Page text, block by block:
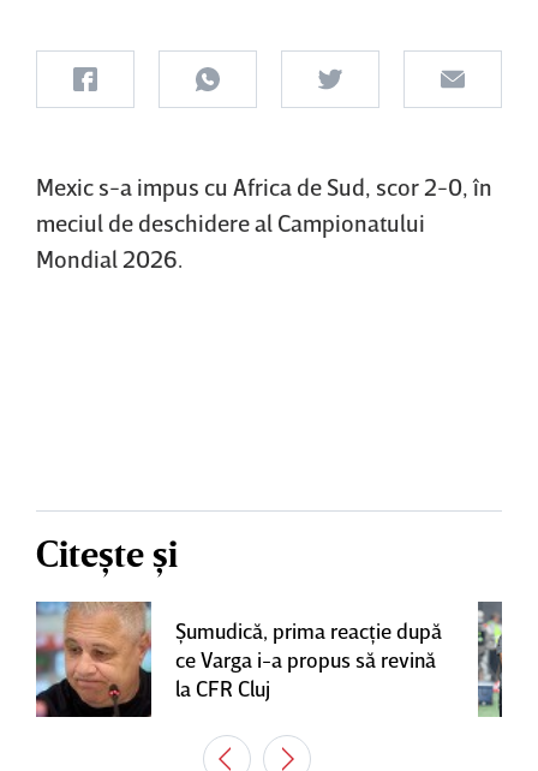
Mexic s-a impus cu Africa de Sud, scor 2-0, în
meciul de deschidere al Campionatului
Mondial 2026.
Citește și
Şumudică, prima reacţie după
ce Varga i-a propus să revină
la CFR Cluj